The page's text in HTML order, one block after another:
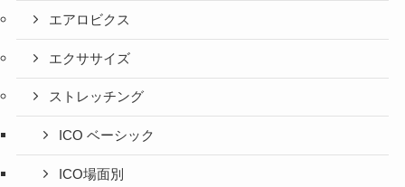
エアロビクス
エクササイズ
ストレッチング
ICO ベーシック
ICO場面別